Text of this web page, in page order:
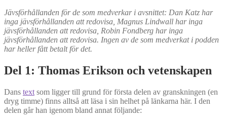
Jävsförhållanden för de som medverkar i avsnittet: Dan Katz har
inga jävsförhållanden att redovisa, Magnus Lindwall har inga
jävsförhållanden att redovisa, Robin Fondberg har inga
jävsförhållanden att redovisa. Ingen av de som medverkat i podden
har heller fått betalt för det.
Del 1: Thomas Erikson och vetenskapen
Dans text som ligger till grund för första delen av granskningen (en
dryg timme) finns alltså att läsa i sin helhet på länkarna här. I den
delen går han igenom bland annat följande: